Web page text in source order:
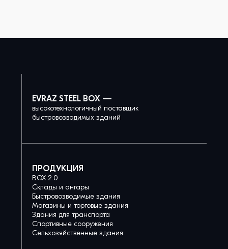
EVRAZ STEEL BOX —
высокотехнологичный поставщик
быстровозводимых зданий
ПРОДУКЦИЯ
BOX 2.0
Склады и ангары
Быстровозводимые здания
Магазины и торговые здания
Здания для транспорта
Спортивные сооружения
Сельхозяйственные здания